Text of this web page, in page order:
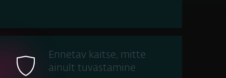
Ennetav kaitse, mitte
ainult tuvastamine